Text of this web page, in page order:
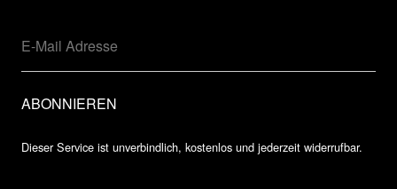
Dieser Service ist unverbindlich, kostenlos und jederzeit widerrufbar.